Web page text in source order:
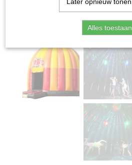
Alles toestaan